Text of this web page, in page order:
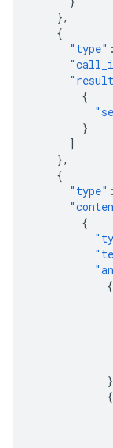
},
{
"type" :
{
}
]
},
{
"type" :
{
{
{